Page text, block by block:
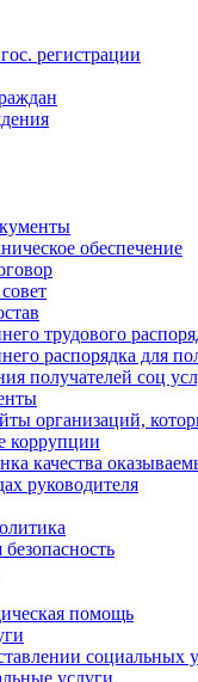
регистрации
обеспечение
трудового
распорядка для
получателей соц
организаций,
коррупции
качества
руководителя
помощь
социальных
услуги